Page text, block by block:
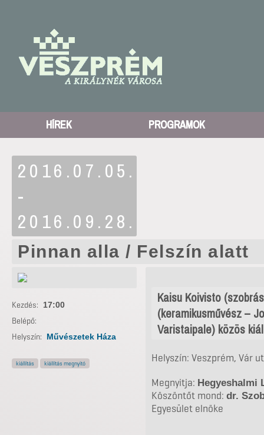
HÍREK PROGRAMOK
2016.07.05.
-
2016.09.28.
Pinnan alla / Felszín alatt
Kaisu Koivisto
(keramikusművész –
Varistaipale) közös
Helyszín: Veszprém, Vár
Megnyitja: Hegyeshalmi
Köszöntőt mond: dr.
Egyesület elnöke
Kezdés: 17:00
Belépő:
Helyszín:
Művészetek Háza
kiállítás kiállítás megnyitó